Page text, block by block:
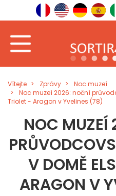
Vítejte Zprávy
Noc muzeí
Noc muzeí 2026: noční
Triolet - Aragon v Yvelines (78)
NOC
V DOMĚ
ARAGON V